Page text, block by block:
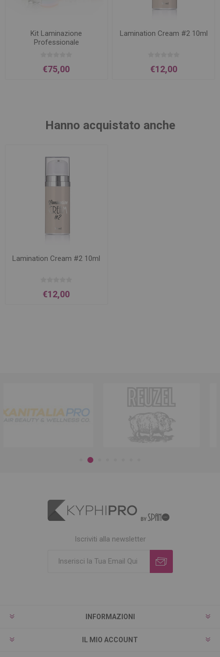
Kit Laminazione
Professionale
€75,00
Lamination Cream #2 10ml
€12,00
Hanno acquistato anche
Lamination Cream #2 10ml
€12,00
Iscriviti alla newsletter
INFORMAZIONI
IL MIO ACCOUNT